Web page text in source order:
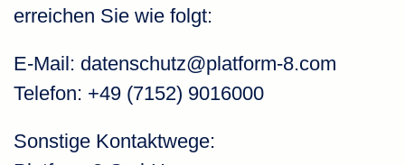
erreichen Sie wie folgt:
E-Mail: datenschutz@platform-8.com
Telefon: +49 (7152) 9016000
Sonstige Kontaktwege: